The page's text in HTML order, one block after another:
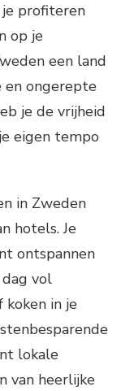
profiteren
op je
een land
en ongerepte
je de vrijheid
eigen tempo
in Zweden
hotels. Je
ontspannen
vol
koken in je
lokale
van heerlijke